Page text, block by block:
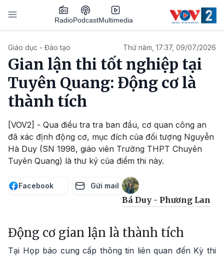
Nhảy đến nội dung
RadioPodcastMultimedia
Giáo dục - Đào tạo Thứ năm, 17:37, 09/07/2026
Gian lận thi tốt nghiệp tại
Tuyên Quang: Động cơ là
thành tích
[VOV2] - Qua điều tra tra ban đầu, cơ quan công an
đã xác định động cơ, mục đích của đối tượng Nguyễn
Hà Duy (SN 1998, giáo viên Trường THPT Chuyên
Tuyên Quang) là thư ký của điểm thi này.
Facebook Gửi mail
Bá Duy - Phương Lan
Động cơ gian lận là thành tích
Tại Họp báo cung cấp thông tin liên quan đến Kỳ thi